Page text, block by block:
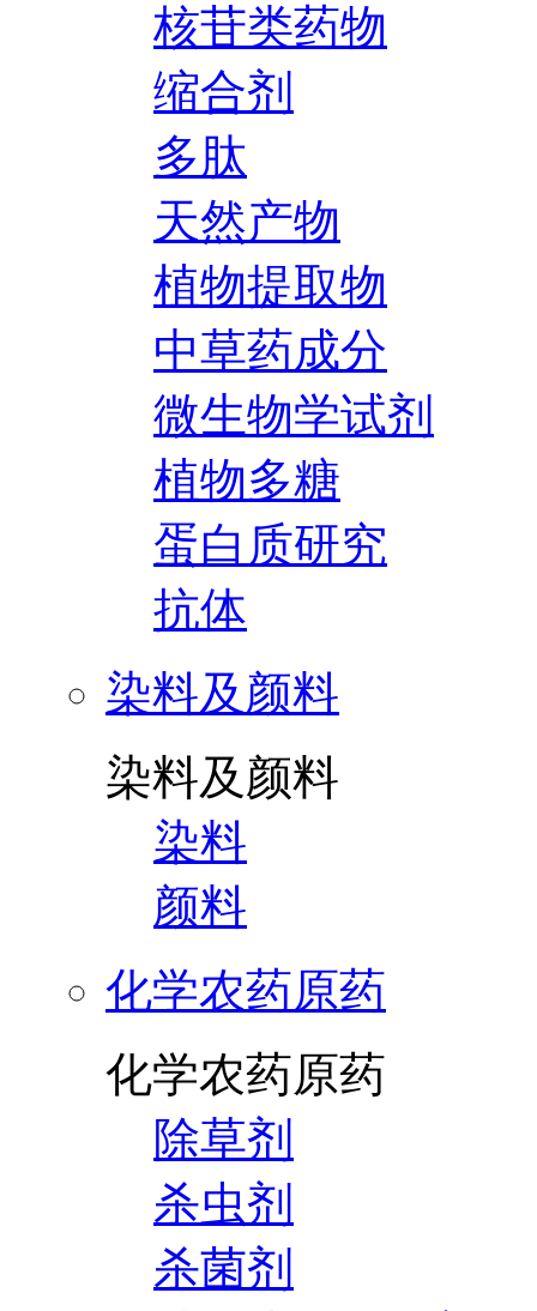
核苷类药物
缩合剂
多肽
天然产物
植物提取物
中草药成分
微生物学试剂
植物多糖
蛋白质研究
抗体
染料及颜料
染料及颜料
染料
颜料
化学农药原药
化学农药原药
除草剂
杀虫剂
杀菌剂